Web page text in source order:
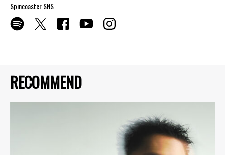
RECOMMEND
Spincoaster SNS